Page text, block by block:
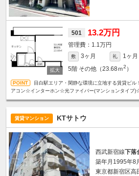
501 13.2万円
1.1万円
敷 3ヶ月 礼
1ヶ月
5階 その他（23.68ｍ2 ）
目白駅エリア・閑静な環境に立地する賃貸ビ
アコン☆インターホン☆光ファイバー(マンションタイプ
賃貸マンション KTサトウ
西武新宿線下落
築年月1995年8
東京都新宿区高